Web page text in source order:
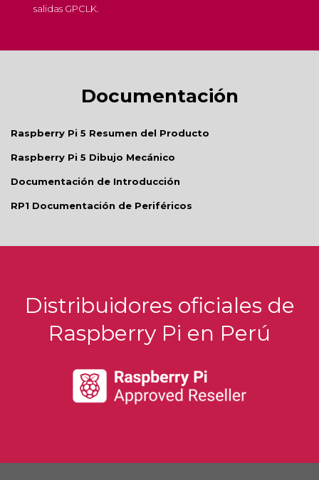
salidas GPCLK.
Documentación
Raspberry Pi 5 Resumen del Producto
Raspberry Pi 5 Dibujo Mecánico
Documentación de Introducción
RP1 Documentación de Periféricos
Distribuidores oficiales de
Raspberry Pi en Perú